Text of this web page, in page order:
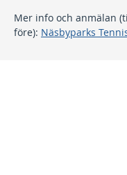
Mer info och anmälan
före): Näsbyparks